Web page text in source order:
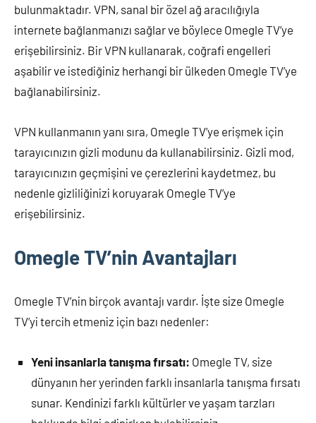
bulunmaktadır. VPN, sanal bir özel ağ aracılığıyla
internete bağlanmanızı sağlar ve böylece Omegle TV’ye
erişebilirsiniz. Bir VPN kullanarak, coğrafi engelleri
aşabilir ve istediğiniz herhangi bir ülkeden Omegle TV’ye
bağlanabilirsiniz.
VPN kullanmanın yanı sıra, Omegle TV’ye erişmek için
tarayıcınızın gizli modunu da kullanabilirsiniz. Gizli mod,
tarayıcınızın geçmişini ve çerezlerini kaydetmez, bu
nedenle gizliliğinizi koruyarak Omegle TV’ye
erişebilirsiniz.
Omegle TV’nin Avantajları
Omegle TV’nin birçok avantajı vardır. İşte size Omegle
TV’yi tercih etmeniz için bazı nedenler:
Yeni insanlarla tanışma fırsatı: Omegle TV, size
dünyanın her yerinden farklı insanlarla tanışma fırsatı
sunar. Kendinizi farklı kültürler ve yaşam tarzları